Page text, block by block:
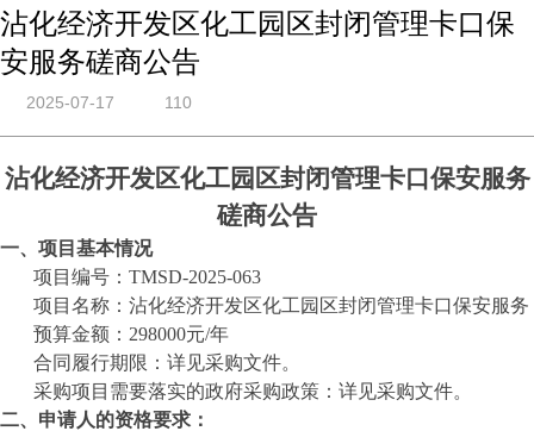
沾化经济开发区化工园区封闭管理卡口保
安服务磋商公告
2025-07-17 110
沾化经济开发区化工园区封闭管理卡口保安服务
磋商公告
一、项目基本情况
项目编号： TMSD-2025-063
项目名称： 沾化经济开发区化工园区封闭管理卡口保安服务
预算金额： 298000元/年
合同履行期限：详见采购文件。
采购项目需要落实的政府采购政策：详见采购文件。
二、申请人的资格要求：